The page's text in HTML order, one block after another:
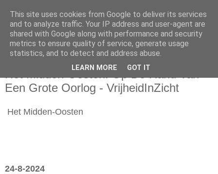
zaterdag 24 augustus 2024
Het Midden-Oosten: Op De Rand Van
Een Grote Oorlog - VrijheidInZicht
Het Midden-Oosten
24-8-2024
This site uses cookies from Google to deliver its services
and to analyze traffic. Your IP address and user-agent are
shared with Google along with performance and security
metrics to ensure quality of service, generate usage
statistics, and to detect and address abuse.
LEARN MORE GOT IT